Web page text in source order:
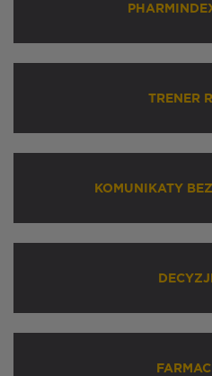
TRENER
KOMUNIKATY